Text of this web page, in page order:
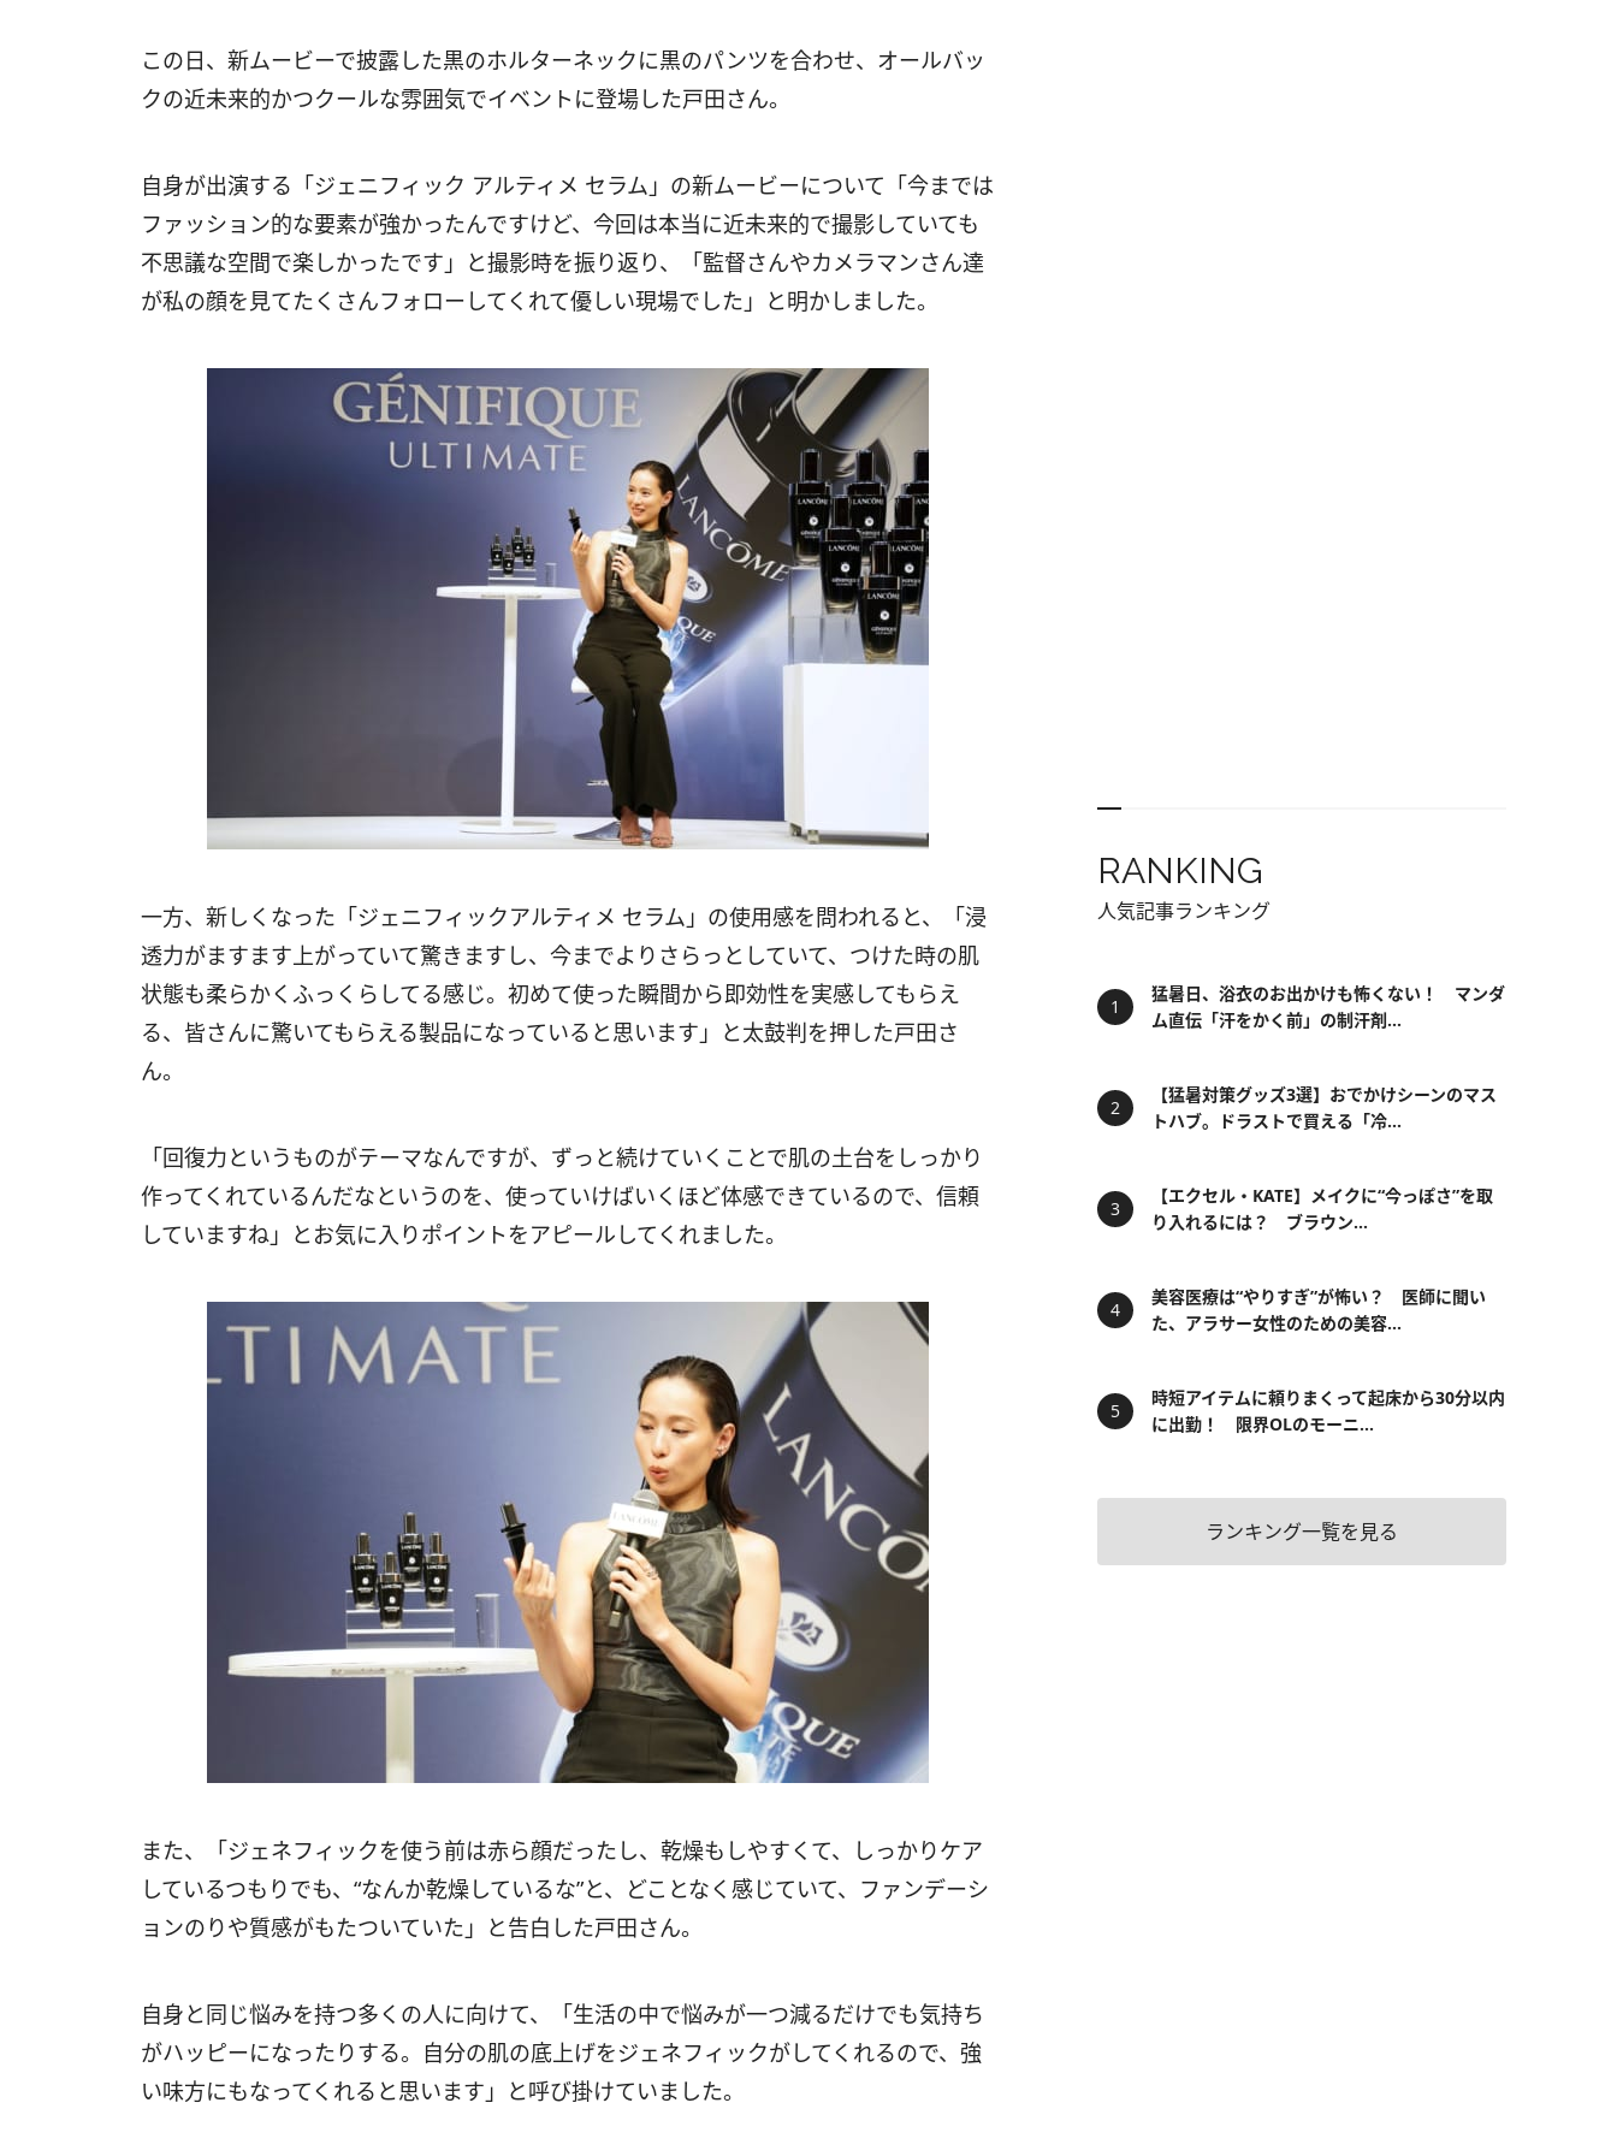
この日、新ムービーで披露した黒のホルターネックに黒のパンツを合わせ、オールバッ
クの近未来的かつクールな雰囲気でイベントに登場した戸田さん。
自身が出演する「ジェニフィック アルティメ セラム」の新ムービーについて「今までは
ファッション的な要素が強かったんですけど、今回は本当に近未来的で撮影していても
不思議な空間で楽しかったです」と撮影時を振り返り、「監督さんやカメラマンさん達
が私の顔を見てたくさんフォローしてくれて優しい現場でした」と明かしました。
一方、新しくなった「ジェニフィックアルティメ セラム」の使用感を問われると、「浸
透力がますます上がっていて驚きますし、今までよりさらっとしていて、つけた時の肌
状態も柔らかくふっくらしてる感じ。初めて使った瞬間から即効性を実感してもらえ
る、皆さんに驚いてもらえる製品になっていると思います」と太鼓判を押した戸田さ
ん。
「回復力というものがテーマなんですが、ずっと続けていくことで肌の土台をしっかり
作ってくれているんだなというのを、使っていけばいくほど体感できているので、信頼
していますね」とお気に入りポイントをアピールしてくれました。
また、「ジェネフィックを使う前は赤ら顔だったし、乾燥もしやすくて、しっかりケア
しているつもりでも、“なんか乾燥しているな”と、どことなく感じていて、ファンデーシ
ョンのりや質感がもたついていた」と告白した戸田さん。
自身と同じ悩みを持つ多くの人に向けて、「生活の中で悩みが一つ減るだけでも気持ち
がハッピーになったりする。自分の肌の底上げをジェネフィックがしてくれるので、強
い味方にもなってくれると思います」と呼び掛けていました。
RANKING
人気記事ランキング
猛暑日、浴衣のお出かけも怖くない！ マンダ
ム直伝「汗をかく前」の制汗剤...
【猛暑対策グッズ3選】おでかけシーンのマス
トハブ。ドラストで買える「冷...
【エクセル・KATE】メイクに“今っぽさ”を取
り入れるには？ ブラウン...
美容医療は“やりすぎ”が怖い？ 医師に聞い
た、アラサー女性のための美容...
時短アイテムに頼りまくって起床から30分以内
に出勤！ 限界OLのモーニ...
ランキング一覧を見る